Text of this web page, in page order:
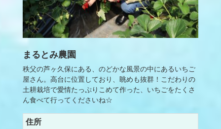
まるとみ農園
秩父の芦ヶ久保にある、のどかな風景の中にあるいちご
屋さん。高台に位置しており、眺めも抜群！こだわりの
土耕栽培で愛情たっぷりこめて作った、いちごをたくさ
ん食べて行ってくださいね☆
住所